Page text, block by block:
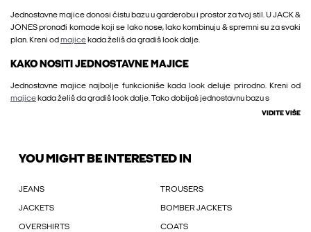
Jednostavne majice donosi čistu bazu u garderobu i prostor za tvoj stil. U JACK &
JONES pronađi komade koji se lako nose, lako kombinuju & spremni su za svaki
plan. Kreni od majice kada želiš da gradiš look dalje.
KAKO NOSITI JEDNOSTAVNE MAJICE
Jednostavne majice najbolje funkcioniše kada look deluje prirodno. Kreni od
majice kada želiš da gradiš look dalje. Tako dobijaš jednostavnu bazu s
VIDITE VIŠE
YOU MIGHT BE INTERESTED IN
JEANS TROUSERS
JACKETS BOMBER JACKETS
OVERSHIRTS COATS